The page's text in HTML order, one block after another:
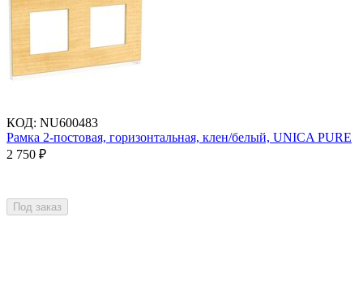
КОД: NU600483
Рамка 2-постовая, горизонтальная, клен/белый, UNICA PURE
2 750 ₽
Под заказ